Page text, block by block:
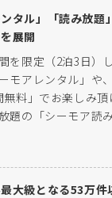
ンタル」「読み放
展開
を限定（2泊3日）
モアレンタル」や
無料」でお楽しみ
題の「シーモア読
大級となる53万件